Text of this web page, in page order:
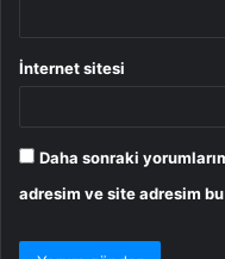
İnternet sitesi
Daha sonraki
adresim ve site adresim